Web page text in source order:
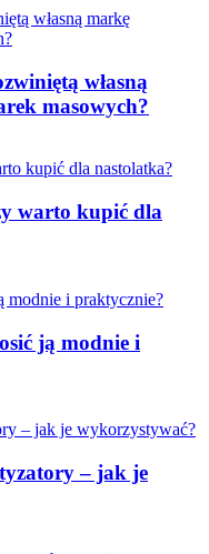
własną
masowych?
warto kupić dla
ją modnie i
– jak je